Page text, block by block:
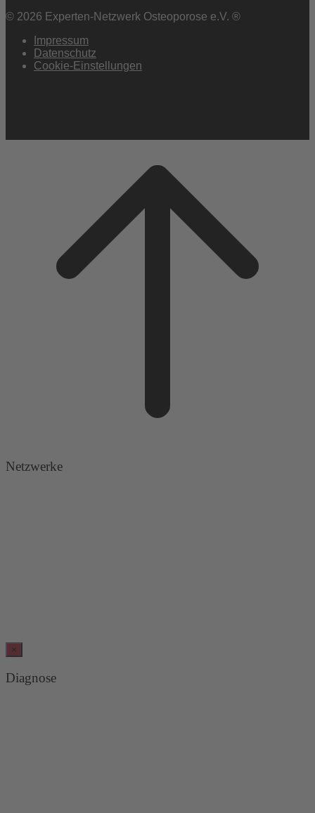
© 2026 Experten-Netzwerk Osteoporose e.V. ®
Impressum
Datenschutz
Cookie-Einstellungen
Netzwerke
×
Diagnose